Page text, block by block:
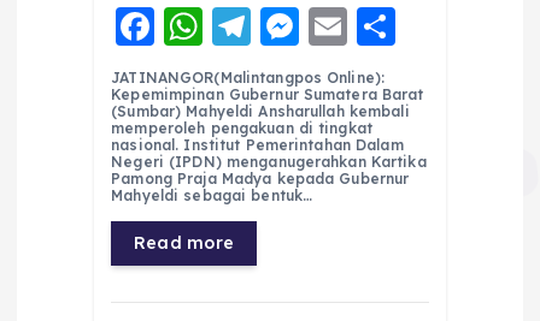
F
a
c
e
b
o
o
k
W
h
a
ts
A
p
p
T
el
e
g
r
a
m
M
e
ss
e
n
E
m
ai
l
a
re
JATINANGOR(Malintangpos Online):
Kepemimpinan Gubernur Sumatera Barat
(Sumbar) Mahyeldi Ansharullah kembali
memperoleh pengakuan di tingkat
nasional. Institut Pemerintahan Dalam
Negeri (IPDN) menganugerahkan Kartika
Pamong Praja Madya kepada Gubernur
Mahyeldi sebagai bentuk…
Read more